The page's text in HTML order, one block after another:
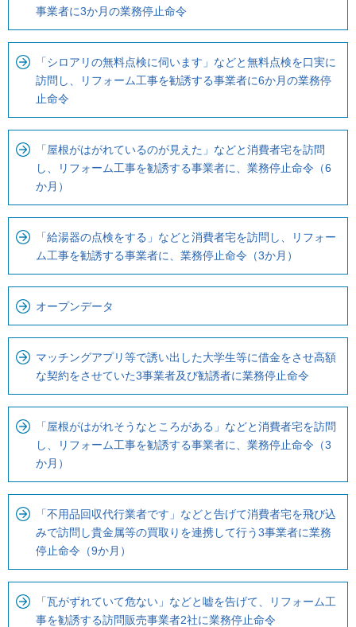
す
。
ル
ナ
事業者に3か月の業務停止命令
「シロアリの無料点検に伺います」などと無料点検を口実に
訪問し、リフォーム工事を勧誘する事業者に6か月の業務停
止命令
「屋根がはがれているのが見えた」などと消費者宅を訪問
し、リフォーム工事を勧誘する事業者に、業務停止命令（6
か月）
「給湯器の点検をする」などと消費者宅を訪問し、リフォー
ム工事を勧誘する事業者に、業務停止命令（3か月）
オープンデータ
マッチングアプリ等で誘い出した大学生等に借金をさせ高額
な契約をさせていた3事業者及び勧誘者に業務停止命令
「屋根がはがれそうなところがある」などと消費者宅を訪問
し、リフォーム工事を勧誘する事業者に、業務停止命令（3
か月）
「不用品回収代行業者です」などと告げて消費者宅を飛び込
みで訪問し貴金属等の買取りを連携して行う3事業者に業務
停止命令（9か月）
「瓦がずれていて危ない」などと嘘を告げて、リフォーム工
事を勧誘する訪問販売事業者2社に業務停止命令